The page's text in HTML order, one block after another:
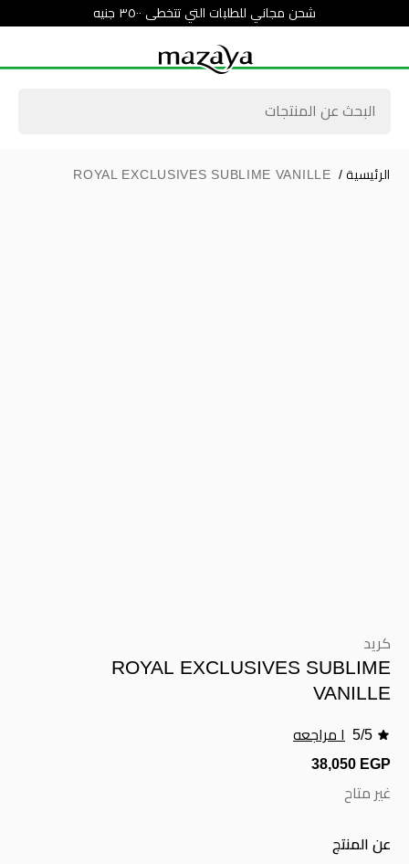
شحن مجاني للطلبات التي تتخطى ٣٥٠٠ جنيه
الرئيسية /
ROYAL EXCLUSIVES SUBLIME VANILLE
كريد
ROYAL EXCLUSIVES SUBLIME
VANILLE
5/5 ١ مراجعه
38,050 EGP
غير متاح
عن المنتج